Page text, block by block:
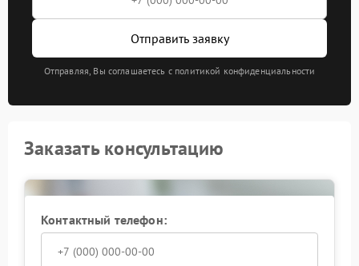
Отправить заявку
Отправляя, Вы соглашаетесь с политикой конфиденциальности
Заказать консультацию
Контактный телефон: